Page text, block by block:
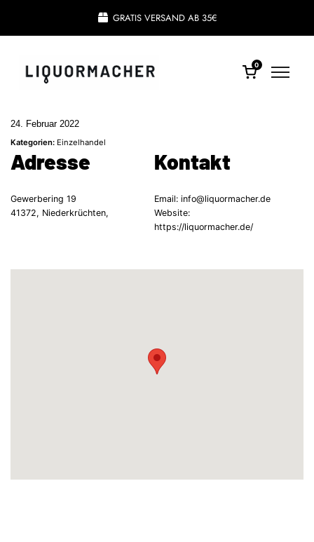
GRATIS VERSAND AB 35€
0
24. Februar 2022
Kategorien: Einzelhandel
Adresse
Gewerbering 19
41372, Niederkrüchten,
Kontakt
Email: info@liquormacher.de
Website:
https://liquormacher.de/